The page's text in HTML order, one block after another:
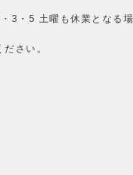
3・5 土曜も休業となる場
さい。